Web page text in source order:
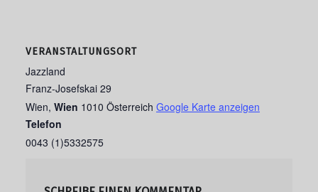
VERANSTALTUNGSORT
Jazzland
Franz-Josefskai 29
Wien, Wien 1010 Österreich Google Karte anzeigen
Telefon
0043 (1)5332575